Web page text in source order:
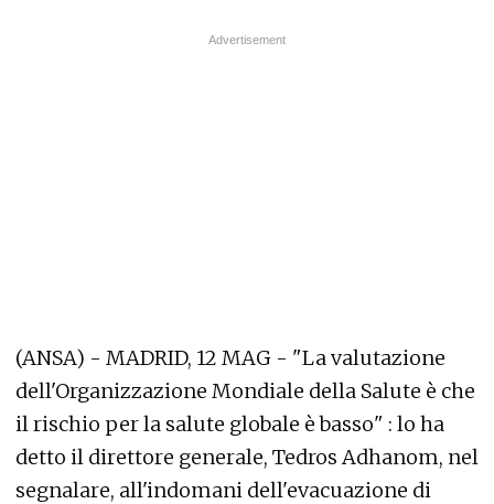
(ANSA) - MADRID, 12 MAG - "La valutazione
dell'Organizzazione Mondiale della Salute è che
il rischio per la salute globale è basso" : lo ha
detto il direttore generale, Tedros Adhanom, nel
segnalare, all'indomani dell'evacuazione di